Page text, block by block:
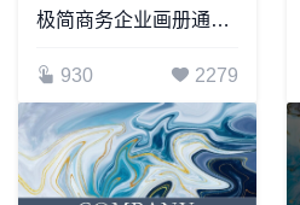
极简商务企业画册通用PPT模板
930 2279